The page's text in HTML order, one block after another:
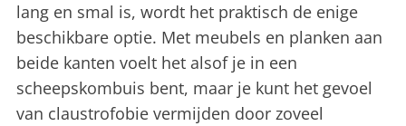
lang en smal is, wordt het praktisch de enige
beschikbare optie. Met meubels en planken aan
beide kanten voelt het alsof je in een
scheepskombuis bent, maar je kunt het gevoel
van claustrofobie vermijden door zoveel